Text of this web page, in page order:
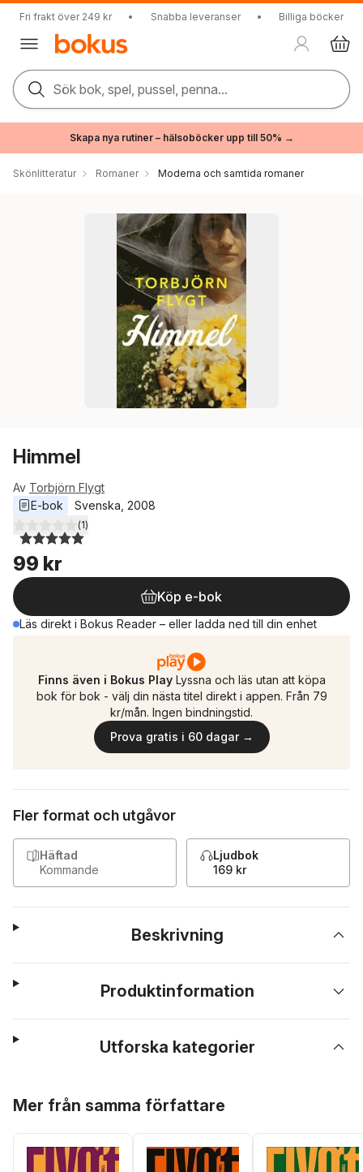
Fri frakt över 249 kr • Snabba leveranser • Billiga böcker
Sök bok, spel, pussel, penna...
Skapa nya rutiner – hälsoböcker upp till 50% →
Skönlitteratur Romaner Moderna och samtida romaner
Himmel
Av Torbjörn Flygt
E-bok
Svenska 2008
5,0utav 5 stjärnor. Totalt antal röster:
(1)
99 kr
Köp e-bok
Läs direkt i Bokus Reader – eller ladda ned till din enhet
Finns även i Bokus Play Lyssna och läs utan att köpa
bok för bok - välj din nästa titel direkt i appen. Från 79
kr/mån. Ingen bindningstid.
Prova gratis i 60 dagar →
Fler format och utgåvor
Häftad
Kommande
Ljudbok
169 kr
Beskrivning
Produktinformation
Utforska kategorier
Mer från samma författare